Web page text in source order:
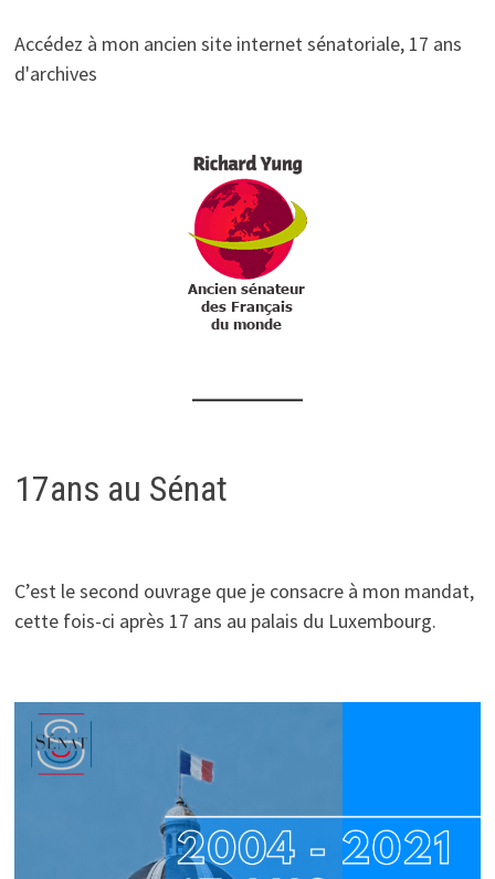
Accédez à mon ancien site internet sénatoriale, 17 ans
d'archives
17ans au Sénat
C’est le second ouvrage que je consacre à mon mandat,
cette fois-ci après 17 ans au palais du Luxembourg.